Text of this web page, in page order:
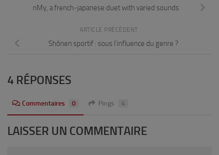
nMy, a french-japanese duet with varied sounds
ARTICLE PRÉCÉDENT
Shônen sportif : sous l’influence du genre ?
4 RÉPONSES
Commentaires 0 Pings 4
LAISSER UN COMMENTAIRE